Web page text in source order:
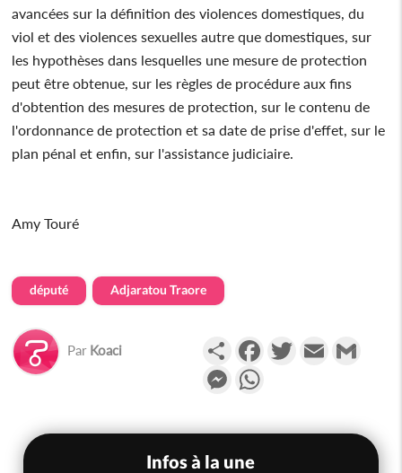
avancées sur la définition des violences domestiques, du
viol et des violences sexuelles autre que domestiques, sur
les hypothèses dans lesquelles une mesure de protection
peut être obtenue, sur les règles de procédure aux fins
d'obtention des mesures de protection, sur le contenu de
l'ordonnance de protection et sa date de prise d'effet, sur le
plan pénal et enfin, sur l'assistance judiciaire.
Amy Touré
député Adjaratou Traore
Par Koaci PartagerFacebookTwitterEmail
Messenger
Infos à la une